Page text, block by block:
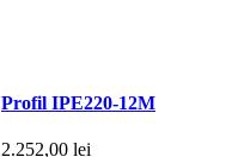
Profil IPE220-12M
2.252,00 lei